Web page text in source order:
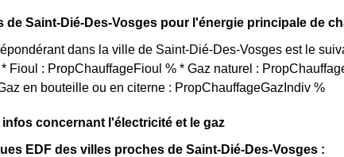
de Saint-Dié-Des-Vosges pour l'énergie principale de
dans la ville de Saint-Dié-Des-Vosges est le
Fioul : PropChauffageFioul % * Gaz naturel :
en bouteille ou en citerne : PropChauffageGazIndiv %
concernant l'électricité et le gaz
EDF des villes proches de Saint-Dié-Des-Vosges :